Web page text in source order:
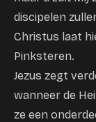
discipelen
Christus laat
Pinksteren.
Jezus zegt
wanneer de
ze een